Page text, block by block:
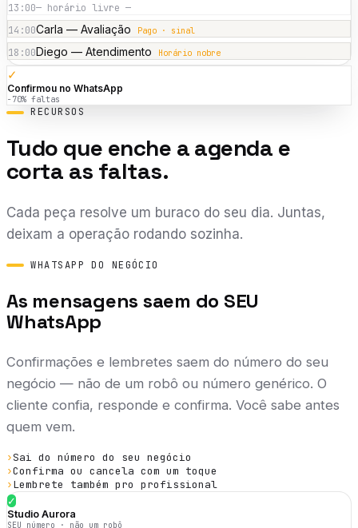
13:00— horário livre —
14:00Carla — Avaliação Pago · sinal
18:00Diego — Atendimento Horário nobre
✓
Confirmou no WhatsApp
−70% faltas
RECURSOS
Tudo que enche a agenda e
corta as faltas.
Cada peça resolve um buraco do seu dia. Juntas,
deixam a operação rodando sozinha.
WHATSAPP DO NEGÓCIO
As mensagens saem do SEU
WhatsApp
Confirmações e lembretes saem do número do seu
negócio — não de um robô ou número genérico. O
cliente confia, responde e confirma. Você sabe antes
quem vem.
›Sai do número do seu negócio
›Confirma ou cancela com um toque
›Lembrete também pro profissional
✓
Studio Aurora
SEU número · não um robô